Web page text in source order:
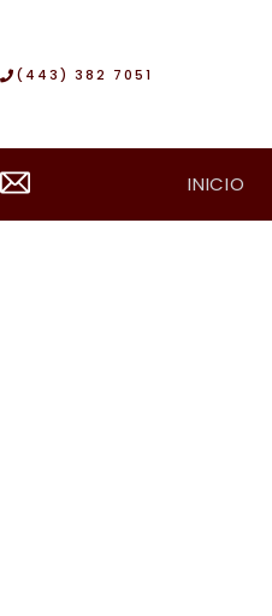
contenido
(443) 382 7051
INICIO